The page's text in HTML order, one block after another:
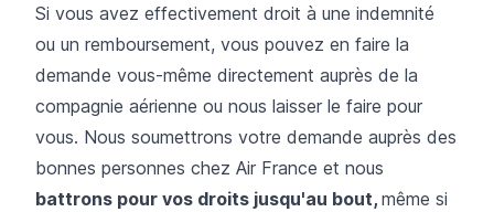
Si vous avez effectivement droit à une indemnité
ou un remboursement, vous pouvez en faire la
demande vous-même directement auprès de la
compagnie aérienne ou nous laisser le faire pour
vous. Nous soumettrons votre demande auprès des
bonnes personnes chez Air France et nous
battrons pour vos droits jusqu'au bout, même si